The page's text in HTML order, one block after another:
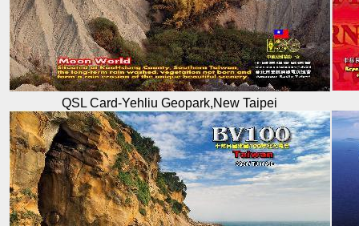
QSL Card-Yehliu Geopark,New Taipei